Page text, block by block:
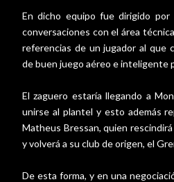
En dicho equipo fue dirigido por
conversaciones con el área
referencias de un jugador al que
de buen juego aéreo e inteligente
El zaguero estaría llegando a
unirse al plantel y esto además
Matheus Bressan, quien
y volverá a su club de origen, el
De esta forma, y en una